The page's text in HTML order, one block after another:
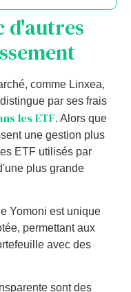
d'autres
comme Linxea,
par ses frais
les ETF. Alors que
une gestion plus
ETF utilisés par
plus grande
Yomoni est unique
permettant aux
avec des
sont des